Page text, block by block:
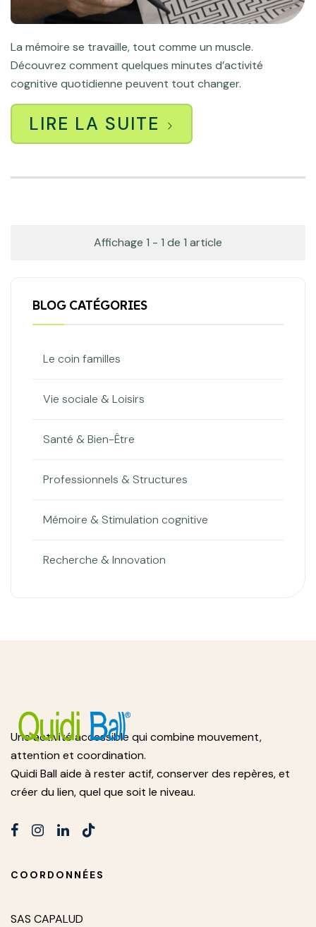
La mémoire se travaille, tout comme un muscle.
Découvrez comment quelques minutes d’activité
cognitive quotidienne peuvent tout changer.
LIRE LA SUITE
Affichage 1 - 1 de 1 article
BLOG CATÉGORIES
Le coin familles
Vie sociale & Loisirs
Santé & Bien-Être
Professionnels & Structures
Mémoire & Stimulation cognitive
Recherche & Innovation
Une activité accessible qui combine mouvement,
attention et coordination.
Quidi Ball aide à rester actif, conserver des repères, et
créer du lien, quel que soit le niveau.
COORDONNÉES
SAS CAPALUD